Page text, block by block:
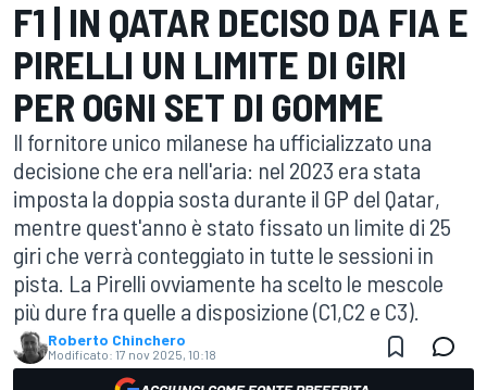
F1 | IN QATAR DECISO DA FIA E
PIRELLI UN LIMITE DI GIRI
PER OGNI SET DI GOMME
Il fornitore unico milanese ha ufficializzato una
decisione che era nell'aria: nel 2023 era stata
imposta la doppia sosta durante il GP del Qatar,
mentre quest'anno è stato fissato un limite di 25
giri che verrà conteggiato in tutte le sessioni in
pista. La Pirelli ovviamente ha scelto le mescole
più dure fra quelle a disposizione (C1,C2 e C3).
Roberto Chinchero
Modificato: 17 nov 2025, 10:18